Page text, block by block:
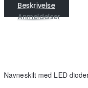
Beskrivelse
Anmeldelser
Navneskilt med LED